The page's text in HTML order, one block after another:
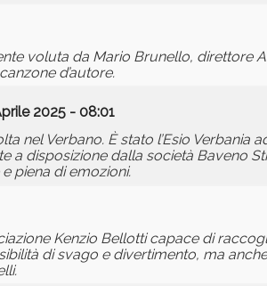
voluta da Mario Brunello, direttore
d’autore.
2025 - 08:01
nel Verbano. È stato l’Esio Verbania
a disposizione dalla società Baveno
piena di emozioni.
Kenzio Bellotti capace di
di svago e divertimento, ma